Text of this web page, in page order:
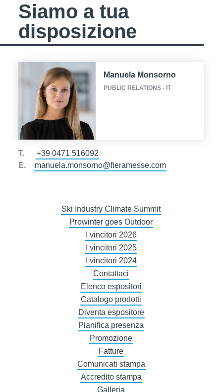
Siamo a tua
disposizione
Manuela Monsorno
PUBLIC RELATIONS - IT
T.
+39 0471 516092
E.
manuela.monsorno@fieramesse.com
Ski Industry Climate Summit
Prowinter goes Outdoor
I vincitori 2026
I vincitori 2025
I vincitori 2024
Contattaci
Elenco espositori
Catalogo prodotti
Diventa espositore
Pianifica presenza
Promozione
Fatture
Comunicati stampa
Accredito stampa
Galleria